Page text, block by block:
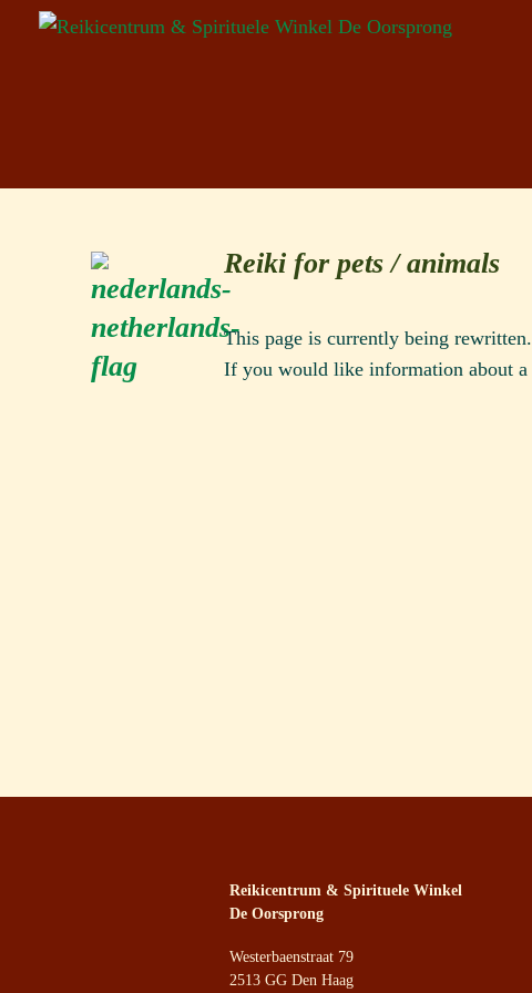
Reiki for pets / animals
This page is currently being rewritten.
If you would like information about a
Reikicentrum & Spirituele Winkel
De Oorsprong
Westerbaenstraat 79
2513 GG Den Haag